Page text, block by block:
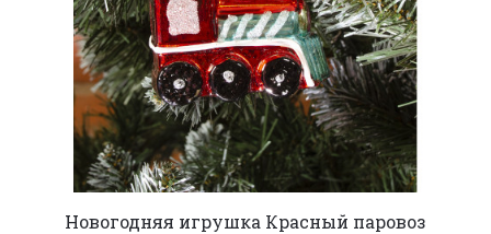
Новогодняя игрушка Красный паровоз